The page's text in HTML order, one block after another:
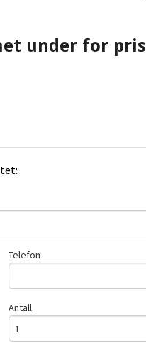
under for pris
Telefon
Antall